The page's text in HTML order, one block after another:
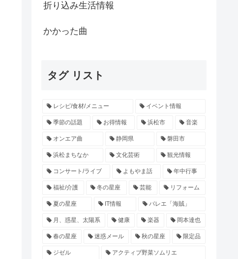
折り込み生活情報
かかった曲
タグ リスト
レシピ/食材/メニュー イベント情報
季節の話題 お得情報 浜松市 音楽
オンエア曲 静岡県 磐田市
浜松まちなか 文化芸術 観光情報
コンサート/ライブ よもやま話 年中行事
福祉/介護 冬の星座 芸能 リフォーム
夏の星座 IT情報 バレエ「海賊」
月、惑星、太陽系 健康 楽器 岡本達也
春の星座 迷惑メール 秋の星座 限定品
ジゼル アクティブ野菜ソムリエ